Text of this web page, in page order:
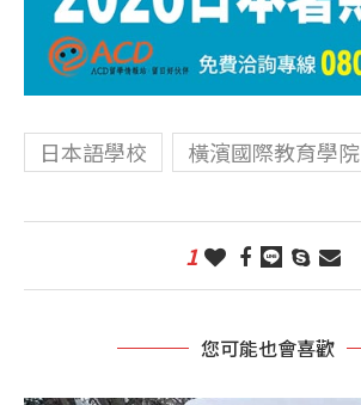
日本語學校 橫濱國際教育學院
1
您可能也會喜歡